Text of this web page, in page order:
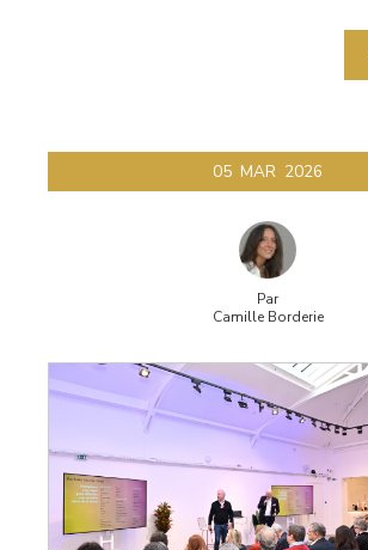
05 MAR 2026
Par
Camille Borderie